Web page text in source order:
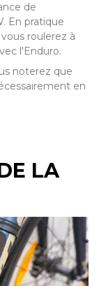
de
En pratique
roulerez à
l'Enduro.
noterez que
en
LA